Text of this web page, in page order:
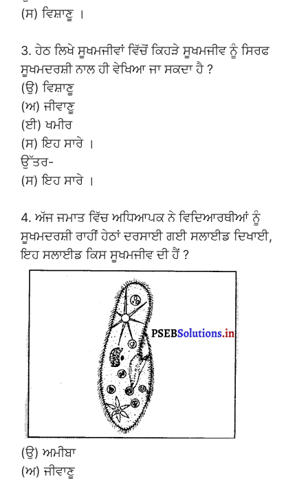
(ਸ) ਵਿਸ਼ਾਣੂ ।
3. ਹੇਠ ਲਿਖੇ ਸੂਖਮਜੀਵਾਂ ਵਿੱਚੋਂ ਕਿਹੜੇ ਸੂਖਮਜੀਵ ਨੂੰ ਸਿਰਫ
ਸੂਖਮਦਰਸ਼ੀ ਨਾਲ ਹੀ ਵੇਖਿਆ ਜਾ ਸਕਦਾ ਹੈ ?
(ਉ) ਵਿਸ਼ਾਣੂ
(ਅ) ਜੀਵਾਣੂ
(ਈ) ਖਮੀਰ
(ਸ) ਇਹ ਸਾਰੇ ।
ਉੱਤਰ-
(ਸ) ਇਹ ਸਾਰੇ ।
4. ਅੱਜ ਜਮਾਤ ਵਿੱਚ ਅਧਿਆਪਕ ਨੇ ਵਿਦਿਆਰਥੀਆਂ ਨੂੰ
ਸੂਖਮਦਰਸ਼ੀ ਰਾਹੀਂ ਹੇਠਾਂ ਦਰਸਾਈ ਗਈ ਸਲਾਈਡ ਦਿਖਾਈ,
ਇਹ ਸਲਾਈਡ ਕਿਸ ਸੂਖਮਜੀਵ ਦੀ ਹੈਂ ?
(ਉ) ਅਮੀਬਾ
(ਅ) ਜੀਵਾਣੂ